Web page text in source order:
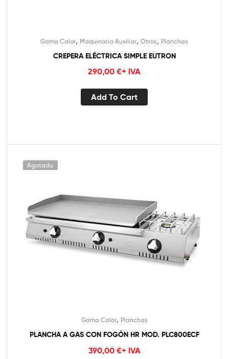
Gama Calor, Maquinaria Auxiliar, Otros, Planchas
CREPERA ELÉCTRICA SIMPLE EUTRON
290,00 €+ IVA
Add To Cart
Agotado
Gama Calor, Planchas
PLANCHA A GAS CON FOGÓN HR MOD. PLC800ECF
390,00 €+ IVA